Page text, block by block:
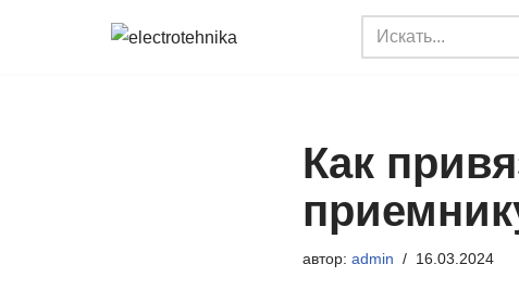
Как
автор: admin 16.03.2024